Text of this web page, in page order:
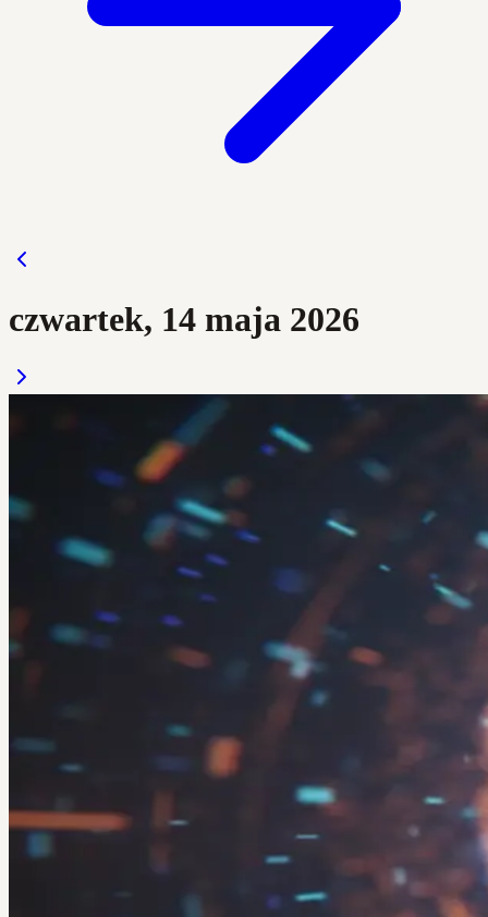
czwartek, 14 maja 2026